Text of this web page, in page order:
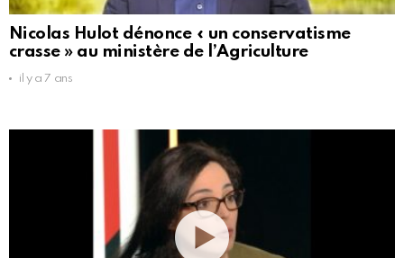
Nicolas Hulot dénonce « un conservatisme
crasse » au ministère de l’Agriculture
il y a 7 ans